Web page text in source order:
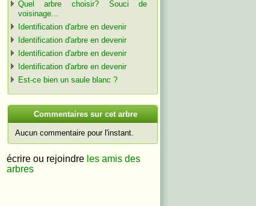
Quel arbre choisir? Souci de
voisinage...
Identification d'arbre en devenir
Identification d'arbre en devenir
Identification d'arbre en devenir
Identification d'arbre en devenir
Est-ce bien un saule blanc ?
Commentaires sur cet arbre
Aucun commentaire pour l'instant.
écrire ou rejoindre les amis des
arbres